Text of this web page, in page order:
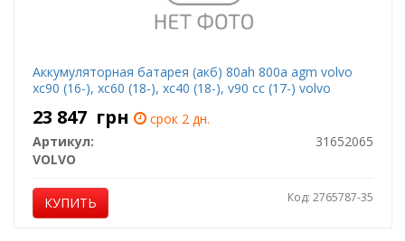
Аккумуляторная батарея (акб) 80ah 800a agm volvo
xc90 (16-), xc60 (18-), xc40 (18-), v90 cc (17-) volvo
23 847 грн
срок 2 дн.
Артикул:
31652065
VOLVO
КУПИТЬ Код: 2765787-35